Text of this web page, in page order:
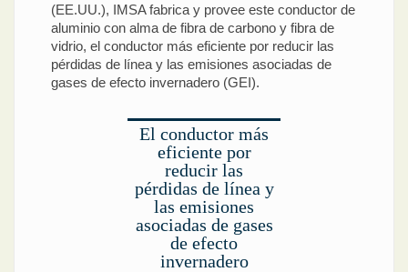
(EE.UU.), IMSA fabrica y provee este conductor de
aluminio con alma de fibra de carbono y fibra de
vidrio, el conductor más eficiente por reducir las
pérdidas de línea y las emisiones asociadas de
gases de efecto invernadero (GEI).
El conductor más
eficiente por
reducir las
pérdidas de línea y
las emisiones
asociadas de gases
de efecto
invernadero